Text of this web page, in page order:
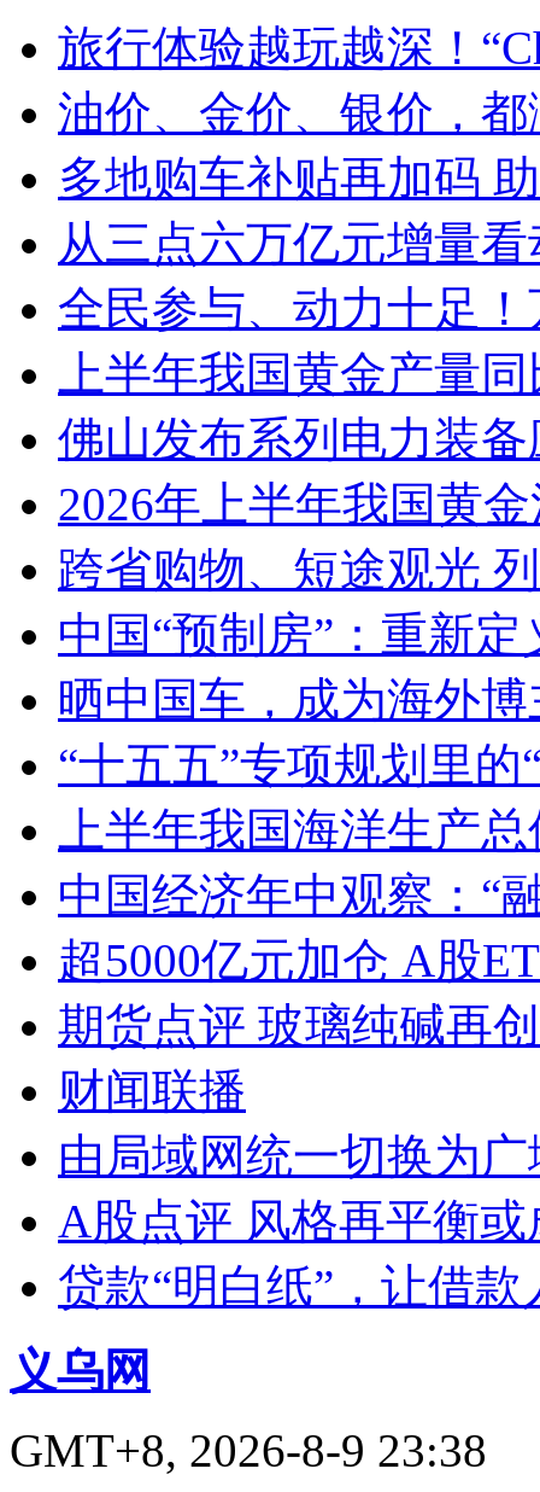
旅行体验越玩越深！
油价、金价、银价，都
多地购车补贴再加码
从三点六万亿元增量
全民参与、动力十足
上半年我国黄金产量
佛山发布系列电力装
2026年上半年我国黄
跨省购物、短途观光
中国“预制房”：重新
晒中国车，成为海外博
“十五五”专项规划里的
上半年我国海洋生产
中国经济年中观察：“
超5000亿元加仓 A股
期货点评 玻璃纯碱再
财闻联播
由局域网统一切换为
A股点评 风格再平衡或
贷款“明白纸”，让借款
义乌网
GMT+8, 2026-8-9 23:38